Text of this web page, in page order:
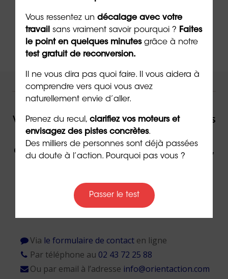
le test des 10 valeurs
NOUS VOUS ACCOMPAGNONS !
Vous souhaitez être accompagné(e) dans
votre reconversion ou dans votre
évolution professionnelle par un expert,
contactez ORIENTACTION.
Contacter un(e) conseiller(ère)
Via le formulaire de contacten ligne
Par téléphone au 02 43 72 25 88
Ou par email à l’adresse info@orientaction.com
Vous ressentez un décalage avec votre
travail sans vraiment savoir pourquoi ? Faites
le point en quelques minutesgrâce à notre
test gratuit de reconversion.
Il ne vous dira pas quoi faire. Il vous aidera à
comprendre vers quoi vous avez
naturellement envie d’aller.
Prenez du recul, clarifiez vos moteurs et
envisagez des pistes concrètes.
Des milliers de personnes sont déjà passées
du doute à l’action. Pourquoi pas vous ?
Passer le test